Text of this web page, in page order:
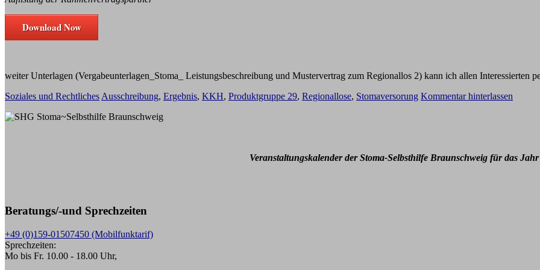
Download Now
weiter Unterlagen (Vergabeunterlagen_Stoma_ Leistungsbeschreibung und Mustervertrag zum Regionallos 2) kann ich allen Interessierten
Soziales und Rechtliches Ausschreibung, Ergebnis, KKH, Produktgruppe 29, Regionallose, Stomaversorung Kommentar hinterlassen
Veranstaltungskalender der Stoma-Selbsthilfe Braunschweig für das
Beratungs/-und Sprechzeiten
+49 (0)159-01507450 (Mobilfunktarif)
Sprechzeiten:
Mo bis Fr. 10.00 - 18.00 Uhr,